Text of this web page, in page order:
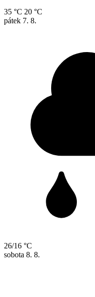
35 °C 20 °C
pátek 7. 8.
26/16 °C
sobota 8. 8.